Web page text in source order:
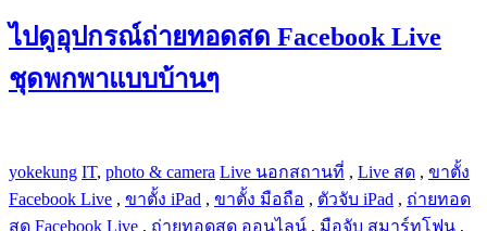
ไปดูอุปกรณ์ถ่ายทอดสด Facebook Live
ชุดพกพาแบบบ้านๆ
yokekung IT, photo & camera Live นอกสถานที่ , Live สด , ขาตั้ง
Facebook Live , ​ขาตั้ง iPad , ขาตั้ง มือถือ , ตัวจับ iPad , ถ่ายทอด
สด Facebook Live , ถ่ายทอดสด ออนไลน์ , มือจับ สมาร์ทโฟน ,